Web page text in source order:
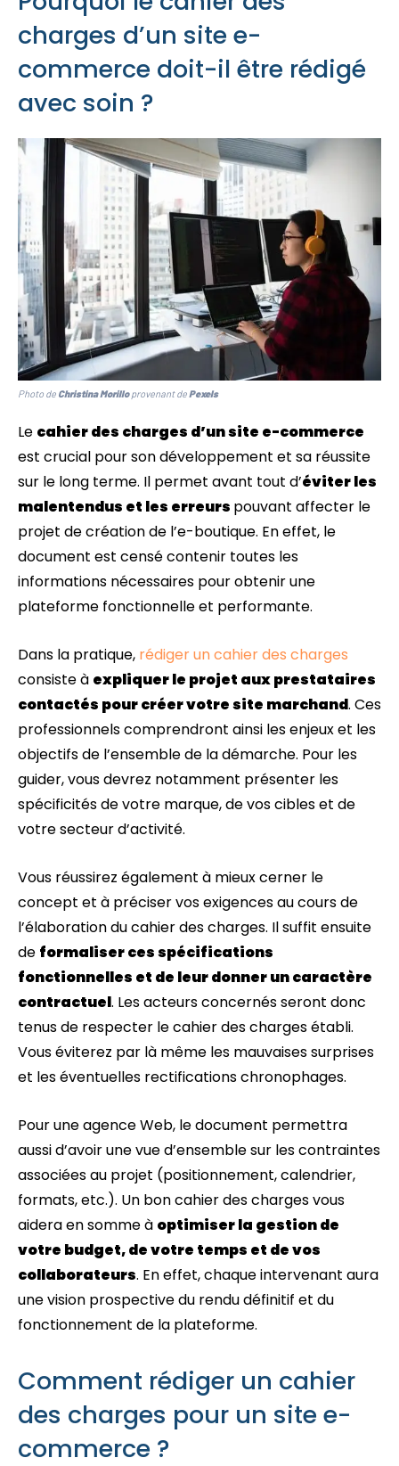
charges d’un site e-
commerce doit-il être rédigé
avec soin ?
Photo de Christina Morilloprovenant dePexels
Le cahier des charges d’un site e-commerce
est crucial pour son développement et sa réussite
sur le long terme. Il permet avant tout d’éviter les
malentendus et les erreurs pouvant affecter le
projet de création de l’e-boutique. En effet, le
document est censé contenir toutes les
informations nécessaires pour obtenir une
plateforme fonctionnelle et performante.
Dans la pratique, rédiger un cahier des charges
consiste à expliquer le projet aux prestataires
contactés pour créer votre site marchand. Ces
professionnels comprendront ainsi les enjeux et les
objectifs de l’ensemble de la démarche. Pour les
guider, vous devrez notamment présenter les
spécificités de votre marque, de vos cibles et de
votre secteur d’activité.
Vous réussirez également à mieux cerner le
concept et à préciser vos exigences au cours de
l’élaboration du cahier des charges. Il suffit ensuite
de formaliser ces spécifications
fonctionnelles et de leur donner un caractère
contractuel. Les acteurs concernés seront donc
tenus de respecter le cahier des charges établi.
Vous éviterez par là même les mauvaises surprises
et les éventuelles rectifications chronophages.
Pour une agence Web, le document permettra
aussi d’avoir une vue d’ensemble sur les contraintes
associées au projet (positionnement, calendrier,
formats, etc.). Un bon cahier des charges vous
aidera en somme à optimiser la gestion de
votre budget, de votre temps et de vos
collaborateurs. En effet, chaque intervenant aura
une vision prospective du rendu définitif et du
fonctionnement de la plateforme.
Comment rédiger un cahier
des charges pour un site e-
commerce ?